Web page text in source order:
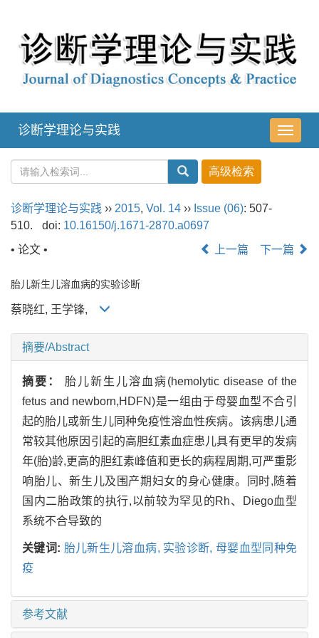
导
航
诊断学理论与实践
诊断学理论与实践 ›› 2015, Vol. 14 ›› Issue (06): 507-
510.
doi: 10.16150/j.1671-2870.a0697
• 论文 •
上一篇 下一篇
胎儿新生儿溶血病的实验诊断
蔡晓红, 王学锋,
摘要/Abstract
摘要： 胎儿新生儿溶血病(hemolytic disease of the
fetus and newborn,HDFN)是一组由于母婴血型不合引
起的胎儿或新生儿同种免疫性溶血性疾病。该病患儿通
常较其他原因引起的高胆红素血症患儿具有更早的发病
年(胎)龄,更高的胆红素峰值和更长的病程周期,可严重影
响胎儿、新生儿及围产期妇女的身心健康。同时,随着
国内二胎政策的执行,以前较为罕见的Rh、Diego血型
系统不合导致的
关键词: 胎儿新生儿溶血病, 实验诊断, 母婴血型同种免
疫
参考文献